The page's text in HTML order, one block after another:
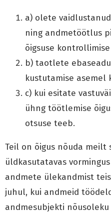
a) olete
ning andmetöötlus
õigsuse
b) taotlete
kustutamise asemel
c) kui esitate
ühng töötlemise
otsuse teeb.
Teil on õigus nõuda
üldkasutatavas
andmete ülekandmist
juhul, kui andmeid
andmesubjekti